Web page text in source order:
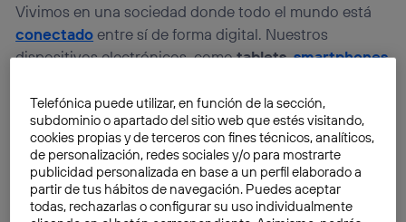
Vivimos en una sociedad donde todo el mundo está
conectadoentre sí de forma digital. Nuestros
dispositivos electrónicos, comotablets,smartphones
otros usuarios en tiempo récord. Pero, ¿dónde va a
parar la información que enviamos? La respuesta está
en losdata centers.
¿Qué son los data centers?
Telefónica puede utilizar, en función de la sección,
subdominio o apartado del sitio web que estés visitando,
cookies propias y de terceros con fines técnicos, analíticos,
de personalización, redes sociales y/o para mostrarte
publicidad personalizada en base a un perfil elaborado a
partir de tus hábitos de navegación. Puedes aceptar
todas, rechazarlas o configurar su uso individualmente